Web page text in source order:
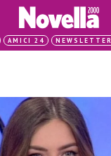
AMICI 24 NEWSLETTER